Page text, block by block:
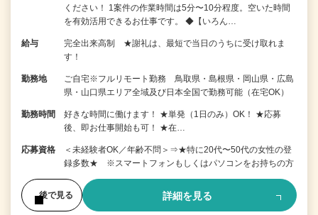
ください！ 1案件の作業時間は5分〜10分程度。空いた時間
を有効活用できるお仕事です。 ◆【いろん…
給与
完全出来高制 ★謝礼は、最短で当日のうちに受け取れま
す！
勤務地
ご自宅※フルリモート勤務 鳥取県・島根県・岡山県・広島
県・山口県エリア全域及び日本全国で勤務可能（在宅OK）
勤務時間
好きな時間に働けます！ ★単発（1日のみ）OK！ ★応募
後、即お仕事開始も可！ ★在…
応募資格
＜未経験者OK／年齢不問＞⇒★特に20代〜50代の女性の登
録多数★ ※スマートフォンもしくはパソコンをお持ちの方
後で見る 詳細を見る